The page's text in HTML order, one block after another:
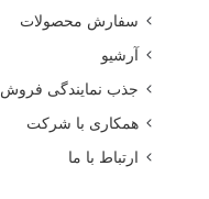
سفارش محصولات
آرشیو
جذب نمایندگی فروش
همکاری با شرکت
ارتباط با ما